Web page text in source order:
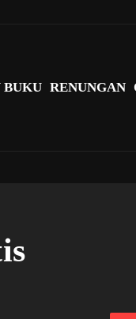
BUKU RENUNGAN